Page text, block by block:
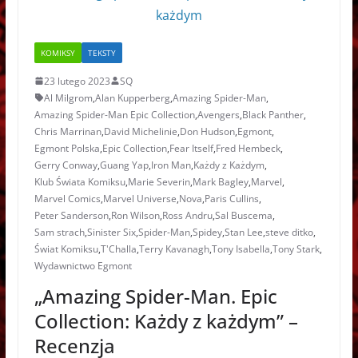
KOMIKSY TEKSTY
23 lutego 2023
SQ
Al Milgrom,Alan Kupperberg,Amazing Spider-Man,
Amazing Spider-Man Epic Collection,Avengers,Black Panther,
Chris Marrinan,David Michelinie,Don Hudson,Egmont,
Egmont Polska,Epic Collection,Fear Itself,Fred Hembeck,
Gerry Conway,Guang Yap,Iron Man,Każdy z Każdym,
Klub Świata Komiksu,Marie Severin,Mark Bagley,Marvel,
Marvel Comics,Marvel Universe,Nova,Paris Cullins,
Peter Sanderson,Ron Wilson,Ross Andru,Sal Buscema,
Sam strach,Sinister Six,Spider-Man,Spidey,Stan Lee,steve ditko,
Świat Komiksu,T'Challa,Terry Kavanagh,Tony Isabella,Tony Stark,
Wydawnictwo Egmont
„Amazing Spider-Man. Epic
Collection: Każdy z każdym” –
Recenzja